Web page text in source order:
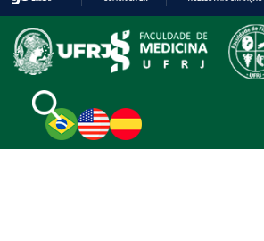
PARA
O
CONTEÚDO